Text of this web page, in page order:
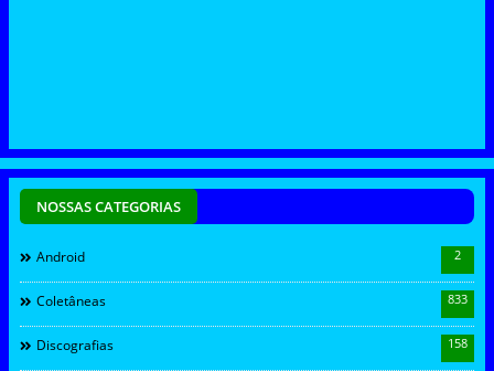
NOSSAS CATEGORIAS
Android 2
Coletâneas 833
Discografias 158